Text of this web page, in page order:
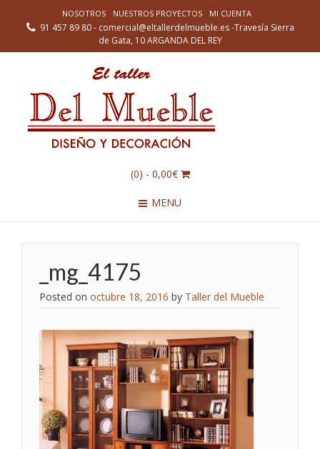
NOSOTROS NUESTROS PROYECTOS MI CUENTA
91 457 89 80 - comercial@eltallerdelmueble.es -Travesía Sierra
de Gata, 10 ARGANDA DEL REY
(0) - 0,00€
MENU
_mg_4175
Posted on octubre 18, 2016 by Taller del Mueble